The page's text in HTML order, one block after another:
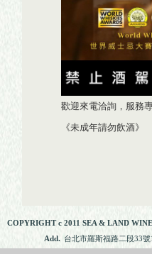
歡迎來電洽詢，服務
《未成年請勿飲酒》
COPYRIGHT c 2011 SEA & LAND
Add. 台北市羅斯福路二段33號